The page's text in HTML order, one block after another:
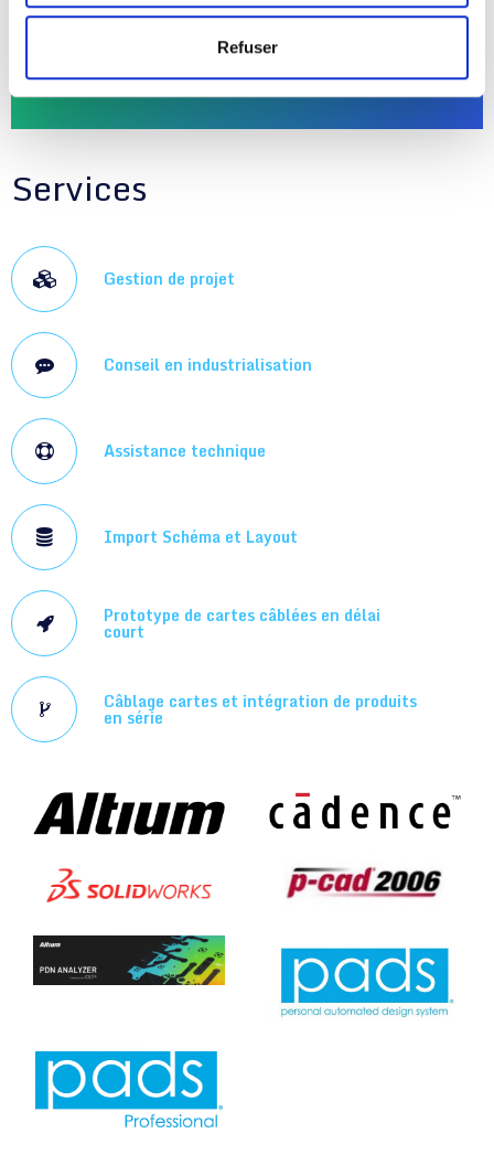
Refuser
Une question ?
+33 (0)2 32 54 08 99
Services
Gestion de projet
Conseil en industrialisation
Assistance technique
Import Schéma et Layout
Prototype de cartes câblées en délai
court
Câblage cartes et intégration de produits
en série